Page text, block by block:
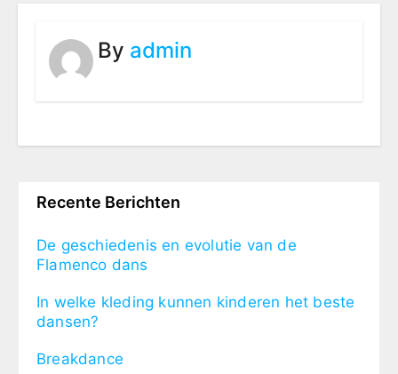
By admin
Recente Berichten
De geschiedenis en evolutie van de
Flamenco dans
In welke kleding kunnen kinderen het beste
dansen?
Breakdance